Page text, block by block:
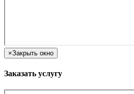
×Закрыть окно
Заказать услугу